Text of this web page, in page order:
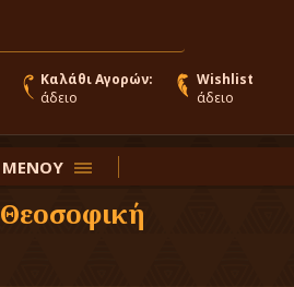
Καλάθι Αγορών:
άδειο
Wishlist
άδειο
ΜΕΝΟΥ
Θεοσοφική